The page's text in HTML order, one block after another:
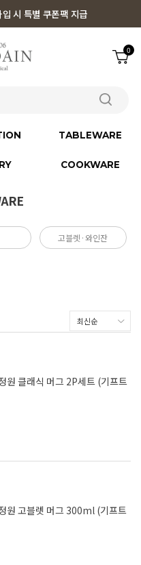
시 특별 쿠폰팩 지급
0
TABLEWARE
COOKWARE
고블렛·와인잔
원 클래식 머그 2P세트 (기프트
원 고블렛 머그 300ml (기프트